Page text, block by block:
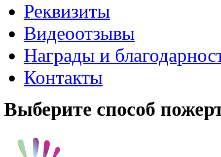
Реквизиты
Видеоотзывы
Награды и
Контакты
Выберите способ